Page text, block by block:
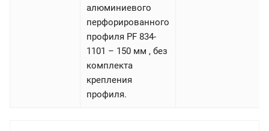
алюминиевого
перфорированного
профиля PF 834-
1101 – 150 мм , без
комплекта
крепления
профиля.